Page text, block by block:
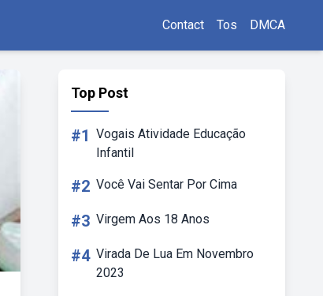
Contact Tos DMCA
Top Post
#1 Vogais Atividade Educação
Infantil
#2 Você Vai Sentar Por Cima
#3 Virgem Aos 18 Anos
#4 Virada De Lua Em Novembro
2023